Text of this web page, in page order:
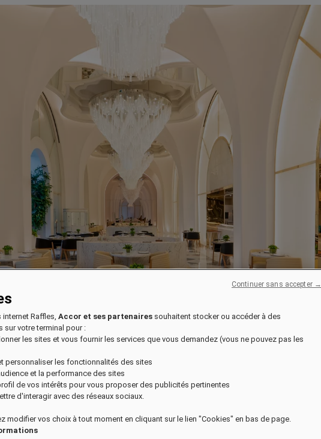
internet Raffles, Accor et ses partenaires souhaitent stocker ou accéder à des
sur votre terminal pour :
les sites et vous fournir les services que vous demandez (vous ne pouvez pas les
personnaliser les fonctionnalités des sites
et la performance des sites
de vos intérêts pour vous proposer des publicités pertinentes
d'interagir avec des réseaux sociaux.
modifier vos choix à tout moment en cliquant sur le lien "Cookies" en bas de page.
Continuer sans accepter →